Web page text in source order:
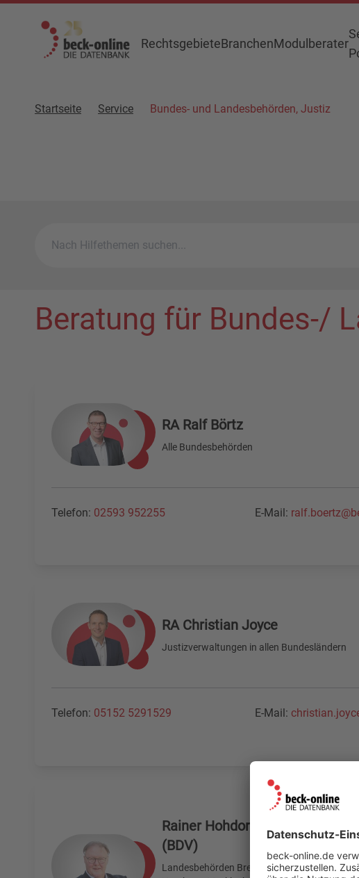
RechtsgebieteBranchenModulberater
Startseite Service Bundes- und Landesbehörden, Justiz
Beratung für Bundes-/
RA Ralf Börtz
Alle Bundesbehörden
Telefon: 02593 952255 E-Mail:
RA Christian Joyce
Justizverwaltungen in allen Bundesländern
Telefon: 05152 5291529 E-Mail:
Rainer Hohdorf, Dipl.-
(BDV)
Landesbehörden Bremen, Schleswig-Holstein,